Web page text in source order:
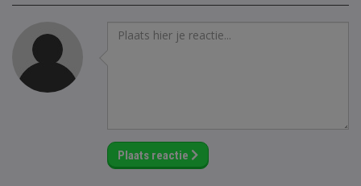
Plaats reactie